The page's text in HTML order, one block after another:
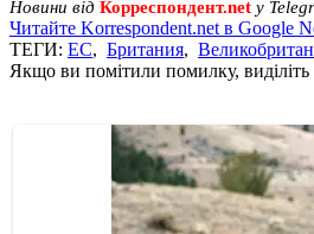
Новини від Корреспондент.net у
Читайте Korrespondent.net в Google
ТЕГИ: ЕС, Британия,
Якщо ви помітили помилку,